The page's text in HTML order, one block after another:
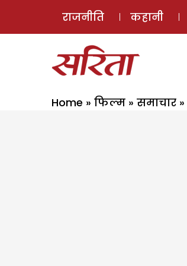
राजनीति कहानी
Home » फिल्म » समाचार »